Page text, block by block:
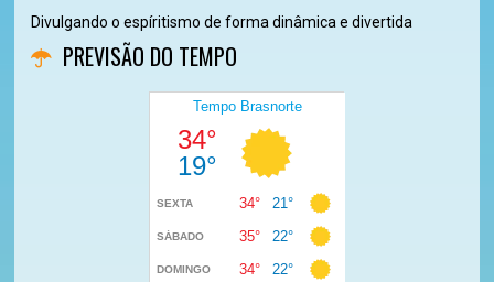
Divulgando o espíritismo de forma dinâmica e divertida
PREVISÃO DO TEMPO